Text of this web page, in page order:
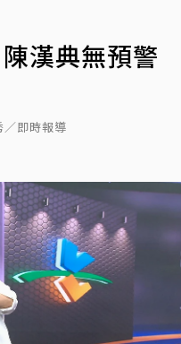
漢典無預警
即時報導